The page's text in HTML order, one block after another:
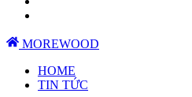
MOREWOOD
HOME
TIN TỨC